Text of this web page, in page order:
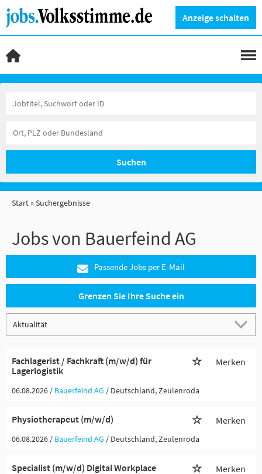
Anzeige schalten
Suchen
Start Suchergebnisse
Jobs von Bauerfeind AG
Passende Jobs per E-Mail
Grenzen Sie Ihre Suche ein
Fachlagerist / Fachkraft (m/w/d) für
Lagerlogistik
Merken
06.08.2026 / Bauerfeind AG / Deutschland, Zeulenroda
Physiotherapeut (m/w/d) Merken
06.08.2026 / Bauerfeind AG / Deutschland, Zeulenroda
Specialist (m/w/d) Digital Workplace Merken